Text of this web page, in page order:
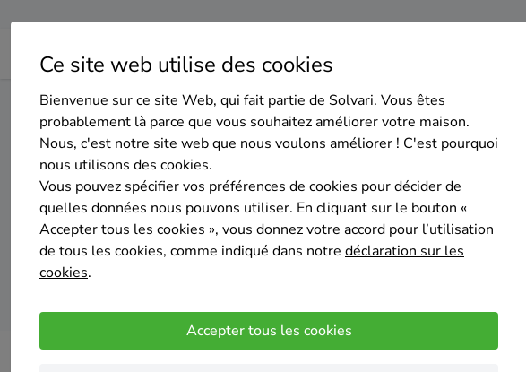
Ce site web utilise des cookies
Bienvenue sur ce site Web, qui fait partie de Solvari. Vous êtes
probablement là parce que vous souhaitez améliorer votre maison.
Nous, c'est notre site web que nous voulons améliorer ! C'est pourquoi
nous utilisons des cookies.
Vous pouvez spécifier vos préférences de cookies pour décider de
quelles données nous pouvons utiliser. En cliquant sur le bouton «
Accepter tous les cookies », vous donnez votre accord pour l’utilisation
de tous les cookies, comme indiqué dans notre déclaration sur les
cookies.
Accepter tous les cookies
Home Isolation du sol Hainaut Beaumont
Top 20 des